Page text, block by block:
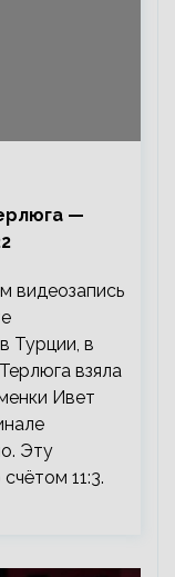
—
видеозапись
Турции, в
взяла
Ивет
Эту
11:3.